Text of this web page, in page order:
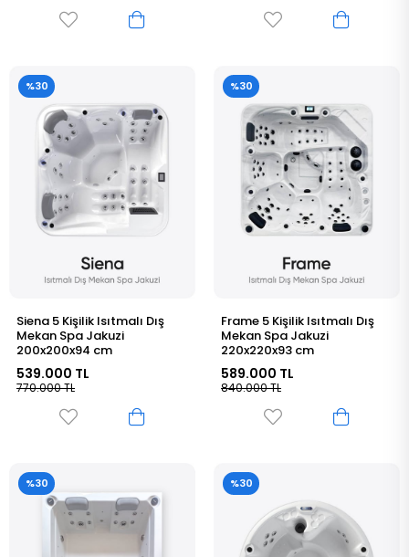
Siena 5 Kişilik Isıtmalı Dış
Mekan Spa Jakuzi
200x200x94 cm
539.000 TL
770.000 TL
%30
Frame 5 Kişilik Isıtmalı Dış
Mekan Spa Jakuzi
220x220x93 cm
589.000 TL
840.000 TL
%30
%30 %30